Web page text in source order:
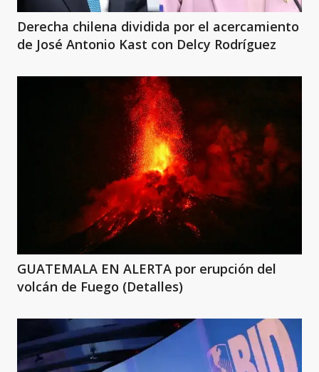
Derecha chilena dividida por el acercamiento
de José Antonio Kast con Delcy Rodríguez
GUATEMALA EN ALERTA por erupción del
volcán de Fuego (Detalles)